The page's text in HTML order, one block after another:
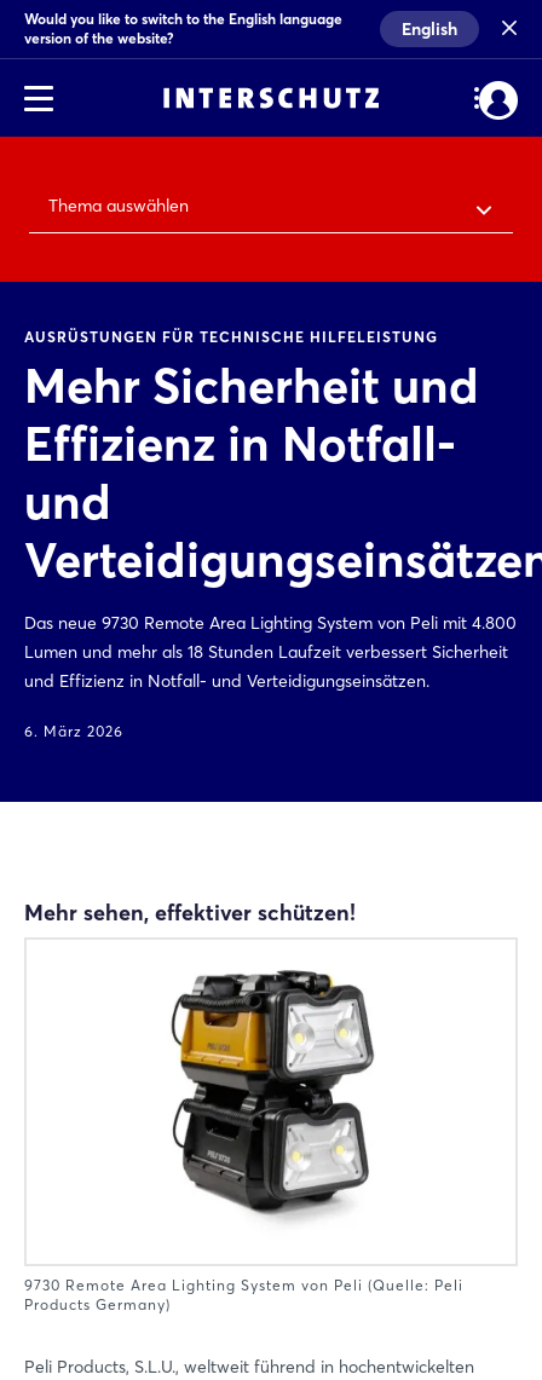
Would you like to switch to the English language
version of the website?
English
Thema auswählen
AUSRÜSTUNGEN FÜR TECHNISCHE HILFELEISTUNG
Mehr Sicherheit und
Effizienz in Notfall-
und
Das neue 9730 Remote Area Lighting System von Peli mit 4.800
Lumen und mehr als 18 Stunden Laufzeit verbessert Sicherheit
und Effizienz in Notfall- und Verteidigungseinsätzen.
6. März 2026
Mehr sehen, effektiver schützen!
9730 Remote Area Lighting System von Peli (Quelle: Peli
Products Germany)
Peli Products, S.L.U., weltweit führend in hochentwickelten